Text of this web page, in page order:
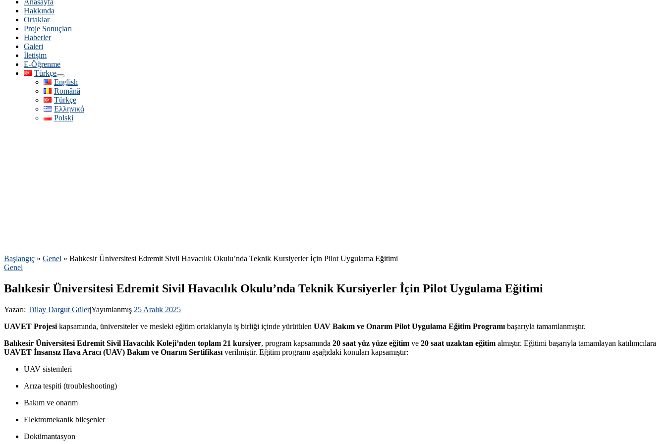
Anasayfa
Hakkında
Ortaklar
Proje Sonuçları
Haberler
Galeri
İletişim
E-Öğrenme
Türkçe
English
Română
Türkçe
Ελληνικά
Polski
Başlangıç » Genel » Balıkesir Üniversitesi Edremit Sivil Havacılık Okulu’nda Teknik Kursiyerler İçin Pilot Uygulama Eğitimi
Genel
Balıkesir Üniversitesi Edremit Sivil Havacılık Okulu’nda Teknik Kursiyerler İçin Pilot Uygulama Eğitimi
Yazarı: Tülay Dargut Güler|Yayımlanmış 25 Aralık 2025
UAVET Projesi kapsamında, üniversiteler ve mesleki eğitim ortaklarıyla iş birliği içinde yürütülen UAV Bakım ve Onarım Pilot Uygulama Eğitim Programı başarıyla tamamlanmıştır.
Balıkesir Üniversitesi Edremit Sivil Havacılık Koleji’nden toplam 21 kursiyer, program kapsamında 20 saat yüz yüze eğitim ve 20 saat uzaktan eğitim almıştır. Eğitimi başarıyla tamamlayan katılımcılara
UAVET İnsansız Hava Aracı (UAV) Bakım ve Onarım Sertifikası verilmiştir. Eğitim programı aşağıdaki konuları kapsamıştır:
UAV sistemleri
Arıza tespiti (troubleshooting)
Bakım ve onarım
Elektromekanik bileşenler
Dokümantasyon